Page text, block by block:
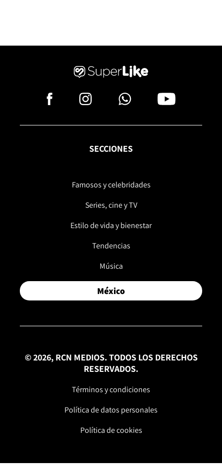
SECCIONES
Famosos y celebridades
Series, cine y TV
Estilo de vida y bienestar
Tendencias
Música
México
© 2026, RCN MEDIOS. TODOS LOS DERECHOS
RESERVADOS.
Términos y condiciones
Política de datos personales
Política de cookies